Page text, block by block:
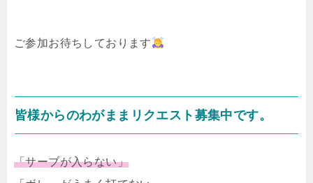
ご参加お待ちしております
皆様からのわがままリクエスト募集中です。
「サーブが入らない」